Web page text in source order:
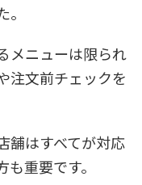
メニューは限られ
注文前チェックを
舗はすべてが対応
重要です。